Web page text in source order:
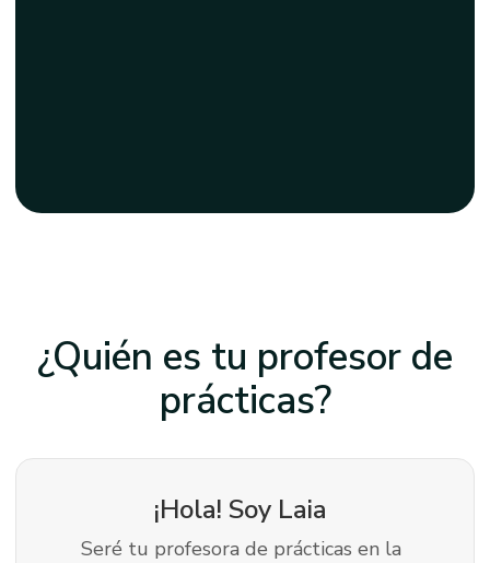
¿Quién es tu profesor de
prácticas?
¡Hola! Soy Laia
Seré tu profesora de prácticas en la